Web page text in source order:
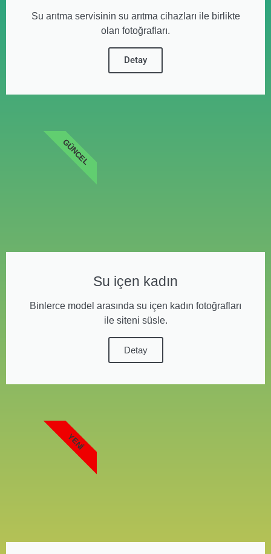
Su arıtma servisinin su arıtma cihazları ile birlikte
olan fotoğrafları.
Detay
Su içen kadın
Binlerce model arasında su içen kadın fotoğrafları
ile siteni süsle.
Detay
GÜNCEL
YENI